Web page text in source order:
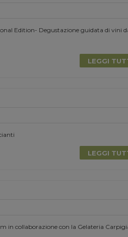
Edition- Degustazione guidata di vini
LEGGI
LEGGI
in collaborazione con la Gelateria